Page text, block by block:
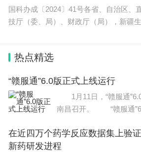
国科办成〔2024〕41号各省、自治区、
技厅（委、局）、财政厅（局），新疆
热点精选
“赣服通”6.0版正式上线运行
1月11日，“赣服通
南昌召开。 “赣服通
术，打造了政务服务领域
在近四万个药学反应数据集上验
新药研发进程